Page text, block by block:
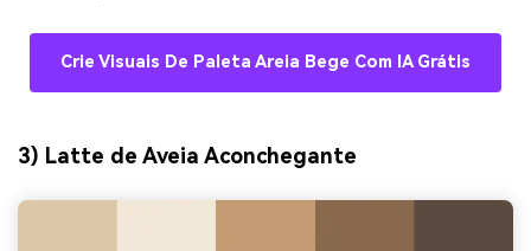
Crie Visuais De Paleta Areia Bege Com IA Grátis
3) Latte de Aveia Aconchegante